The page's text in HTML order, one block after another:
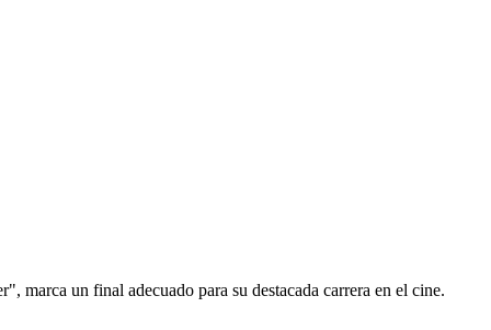
marca un final adecuado para su destacada carrera en el cine.